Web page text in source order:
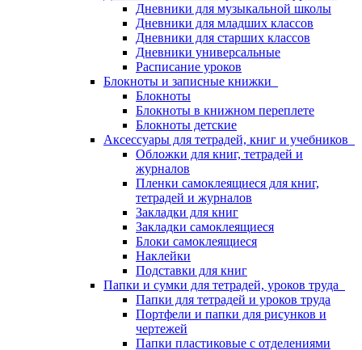
Дневники для музыкальной школы
Дневники для младших классов
Дневники для старших классов
Дневники универсальные
Расписание уроков
Блокноты и записные книжки
Блокноты
Блокноты в книжном переплете
Блокноты детские
Аксессуары для тетрадей, книг и учебников
Обложки для книг, тетрадей и
журналов
Пленки самоклеящиеся для книг,
тетрадей и журналов
Закладки для книг
Закладки самоклеящиеся
Блоки самоклеящиеся
Наклейки
Подставки для книг
Папки и сумки для тетрадей, уроков труда
Папки для тетрадей и уроков труда
Портфели и папки для рисунков и
чертежей
Папки пластиковые с отделениями